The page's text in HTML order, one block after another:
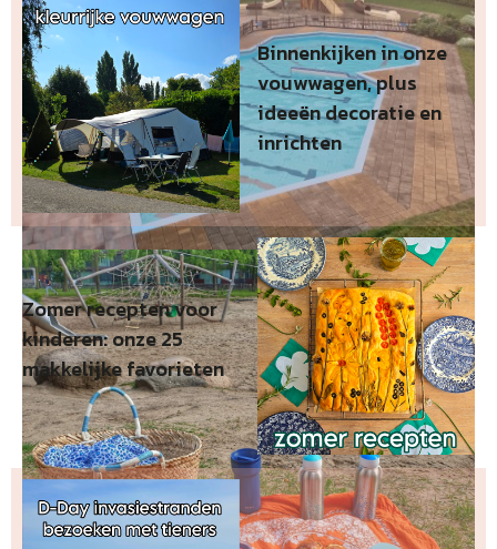
Binnenkijken in onze
vouwwagen, plus
ideeën decoratie en
inrichten
Zomer recepten voor
kinderen: onze 25
makkelijke favorieten